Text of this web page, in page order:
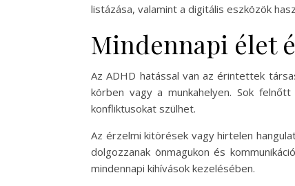
listázása, valamint a digitális eszközök
Mindennapi élet
Az ADHD hatással van az érintettek
körben vagy a munkahelyen. Sok
konfliktusokat szülhet.
Az érzelmi kitörések vagy hirtelen
dolgozzanak önmagukon és
mindennapi kihívások kezelésében.